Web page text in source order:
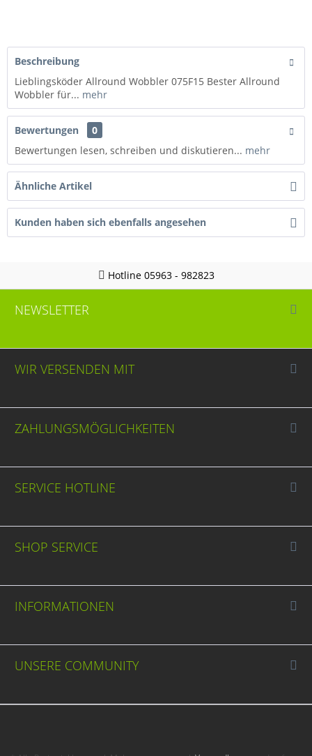
Beschreibung
Lieblingsköder Allround Wobbler 075F15 Bester Allround
Wobbler für... mehr
Bewertungen
0
Bewertungen lesen, schreiben und diskutieren... mehr
Ähnliche Artikel
Kunden haben sich ebenfalls angesehen
Hotline 05963 - 982823
NEWSLETTER
WIR VERSENDEN MIT
ZAHLUNGSMÖGLICHKEITEN
SERVICE HOTLINE
SHOP SERVICE
INFORMATIONEN
UNSERE COMMUNITY